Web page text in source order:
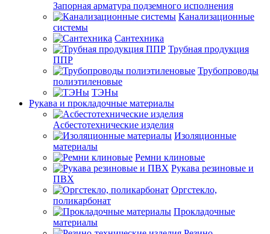
Запорная арматура подземного исполнения
Канализационные
системы
Сантехника
Трубная продукция
ППР
Трубопроводы
полиэтиленовые
ТЭНы
Рукава и прокладочные материалы
Асбестотехнические изделия
Изоляционные
материалы
Ремни клиновые
Рукава резиновые и
ПВХ
Оргстекло,
поликарбонат
Прокладочные
материалы